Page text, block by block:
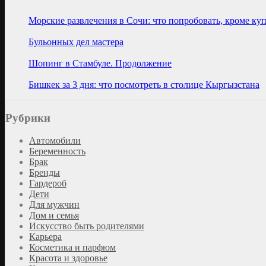
Морские развлечения в Сочи: что попробовать, кроме
Бульонных дел мастера
Шопинг в Стамбуле. Продолжение
Бишкек за 3 дня: что посмотреть в столице Кыргызстана
Рубрики
Автомобили
Беременность
Брак
Бренды
Гардероб
Дети
Для мужчин
Дом и семья
Искусство быть родителями
Карьера
Косметика и парфюм
Красота и здоровье